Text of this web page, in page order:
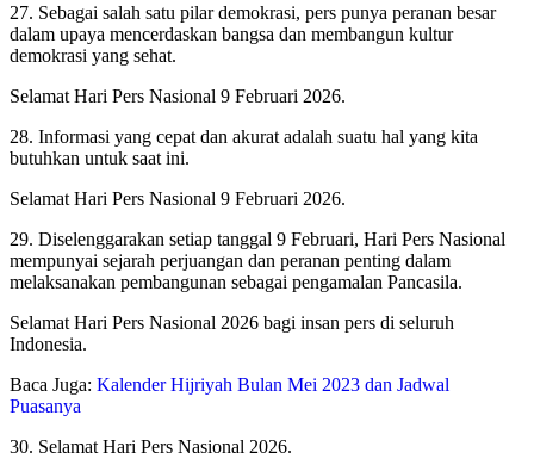
27. Sebagai salah satu pilar demokrasi, pers punya peranan besar
dalam upaya mencerdaskan bangsa dan membangun kultur
demokrasi yang sehat.
Selamat Hari Pers Nasional 9 Februari 2026.
28. Informasi yang cepat dan akurat adalah suatu hal yang kita
butuhkan untuk saat ini.
Selamat Hari Pers Nasional 9 Februari 2026.
29. Diselenggarakan setiap tanggal 9 Februari, Hari Pers Nasional
mempunyai sejarah perjuangan dan peranan penting dalam
melaksanakan pembangunan sebagai pengamalan Pancasila.
Selamat Hari Pers Nasional 2026 bagi insan pers di seluruh
Indonesia.
Baca Juga: Kalender Hijriyah Bulan Mei 2023 dan Jadwal
Puasanya
30. Selamat Hari Pers Nasional 2026.